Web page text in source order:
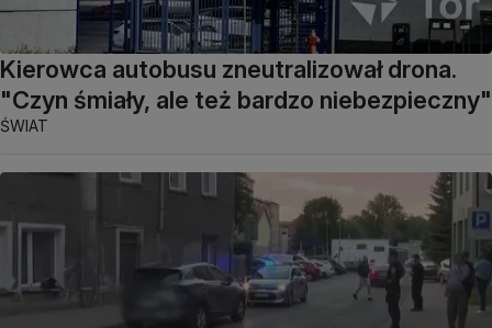
Kierowca autobusu zneutralizował drona.
"Czyn śmiały, ale też bardzo niebezpieczny"
ŚWIAT